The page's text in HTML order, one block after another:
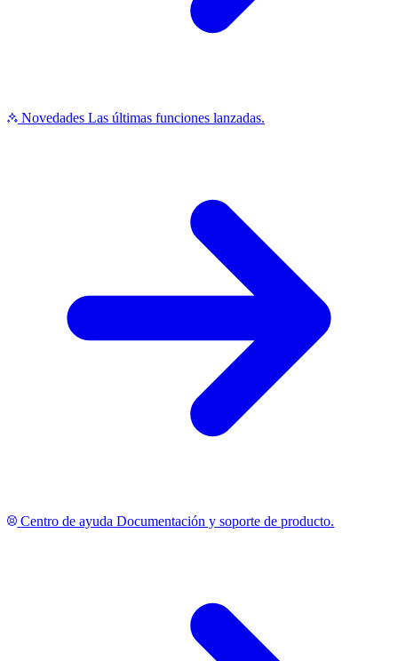
Novedades Las últimas funciones lanzadas.
Centro de ayuda Documentación y soporte de producto.